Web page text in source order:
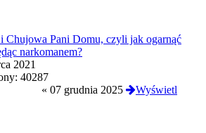
Chujowa Pani Domu, czyli jak ogarnąć
narkomanem?
2021
40287
« 07 grudnia 2025
Wyświetl